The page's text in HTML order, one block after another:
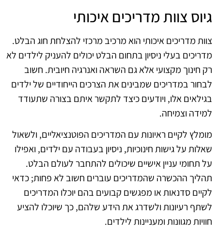
גיוס צוות מדריכים איכותי
צוות מדריכים איכותי הוא מרכיב מרכזי להצלחת חוג הבלט.
מדריכים בעלי ניסיון בתחום הבלט יכולים להעניק לילדים לא
רק חינוך מקצועי אלא גם השראה ואנרגיה חיובית. חשוב
לבחור במדריכים שמבינים את הצרכים הייחודיים של ילדים
בגילאים אלו, ויודעים כיצד לתקשר איתם בצורה שתעודד
למידה וצמיחה.
מומלץ לקיים ראיונות עם המדריכים הפוטנציאליים, ולשאול
שאלות על גישות חינוכיות, ניסיון בעבודה עם ילדים, ואפילו
על תחומי עניין אישיים שיכולים להתחבר לעולם הבלט.
תהליך ההכשרה שהמדריכים עוברים חשוב לא פחות; כדאי
לקיים סדנאות או מפגשים קבועים בהם יוכלו המדריכים
לשתף רעיונות ולשדרג את הידע שלהם, כך שיוכלו להציע
חוויות מגוונות ומעניינות לילדים.